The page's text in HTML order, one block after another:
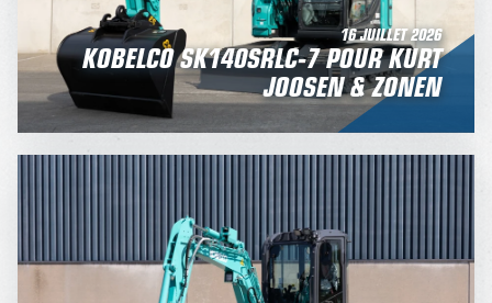
16 JUILLET 2026
KOBELCO SK140SRLC-7 POUR KURT
JOOSEN & ZONEN